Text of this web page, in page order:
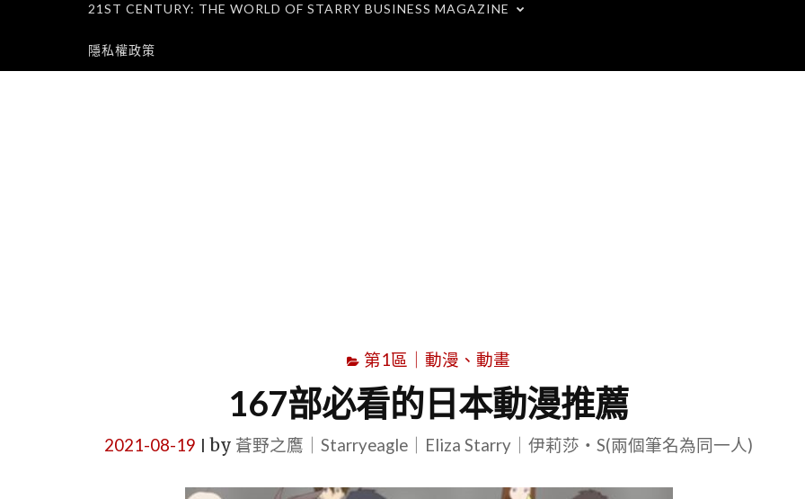
21ST CENTURY: THE WORLD OF STARRY BUSINESS MAGAZINE
隱私權政策
第1區｜動漫、動畫
167部必看的日本動漫推薦
2021-08-19 by 蒼野之鷹｜Starryeagle｜Eliza Starry｜伊莉莎・S(兩個筆名為同一人)